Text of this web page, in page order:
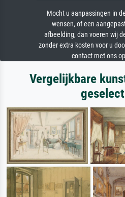
Mocht u aanpassingen in
wensen, of een
afbeelding, dan voeren wij
zonder extra kosten voor u
contact met ons
Vergelijkbare